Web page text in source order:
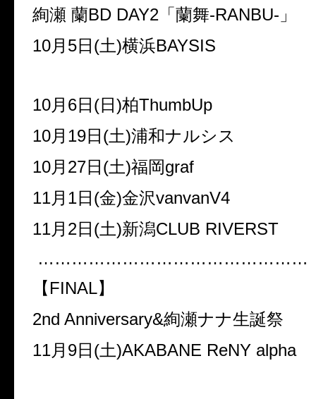
絢瀬 蘭BD DAY2 「蘭舞-RANBU- 」
10月 5日 (土)横浜BAYSIS
10月 6日 (日 )柏ThumbUp
10月 19日 (土)浦和ナルシス
10月 27日 (土)福岡graf
11月 1日 (金)金沢vanvanV4
11月 2日 (土)新潟CLUB RIVERST
…………………………………………
【 FINAL】
2nd Anniversary&絢瀬ナナ生誕祭
11月 9日 (土)AKABANE ReNY alpha